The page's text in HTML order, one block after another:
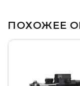
ПОХОЖЕЕ